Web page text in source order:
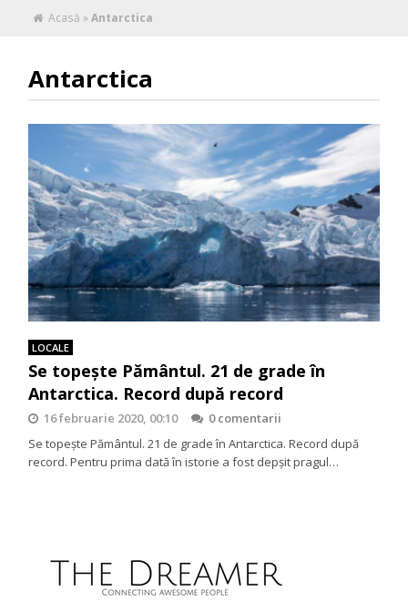
Acasă »Antarctica
Antarctica
LOCALE
Se topeşte Pământul. 21 de grade în
Antarctica. Record după record
16 februarie 2020, 00:10
0 comentarii
Se topeşte Pământul. 21 de grade în Antarctica. Record după
record. Pentru prima dată în istorie a fost depşit pragul…